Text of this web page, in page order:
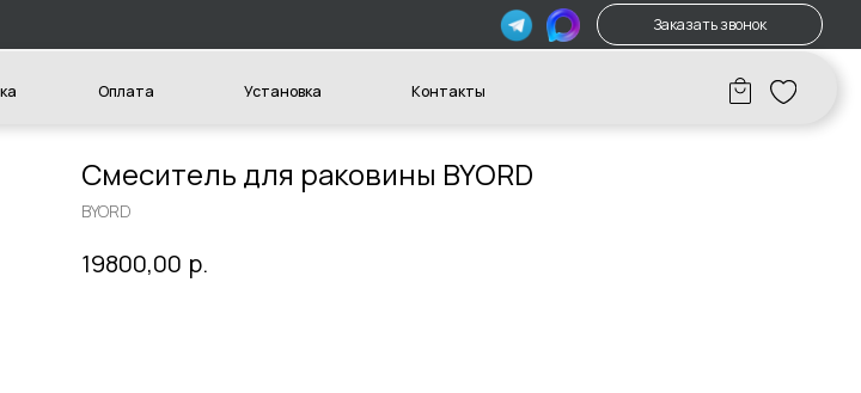
Заказать звонок
Смеситель для раковины BYORD
BYORD
19800,00 р.